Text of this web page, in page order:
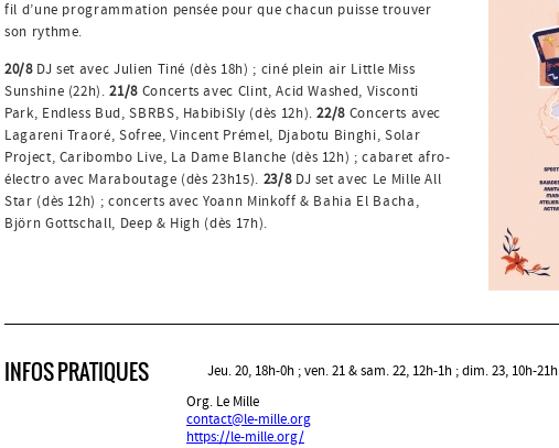
fil d’une programmation pensée pour que chacun puisse trouver
son rythme.
20/8DJ set avec Julien Tiné (dès 18h) ; ciné plein air Little Miss
Sunshine (22h).21/8Concerts avec Clint, Acid Washed, Visconti
Park, Endless Bud, SBRBS, HabibiSly (dès 12h).22/8 Concerts avec
Lagareni Traoré, Sofree, Vincent Prémel, Djabotu Binghi, Solar
Project, Caribombo Live, La Dame Blanche (dès 12h) ; cabaret afro-
électro avec Maraboutage (dès 23h15). 23/8DJ set avec Le Mille All
Star (dès 12h) ; concerts avec Yoann Minkoff & Bahia El Bacha,
Björn Gottschall, Deep & High (dès 17h).
INFOS PRATIQUES Jeu. 20, 18h-0h ; ven. 21 & sam. 22, 12h-1h ; dim. 23, 10h-21h
Org. Le Mille
contact@le-mille.org
https://le-mille.org/